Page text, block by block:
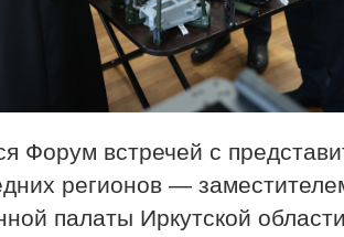
Форум встречей с
регионов —
палаты Иркутской